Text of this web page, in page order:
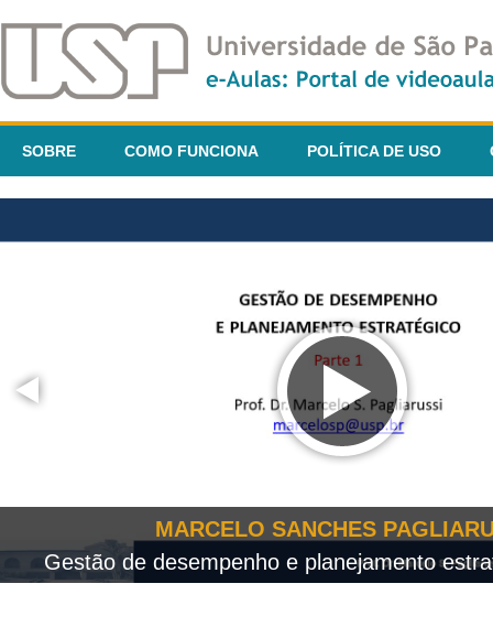
SOBRE COMO FUNCIONA POLÍTICA DE USO
MARCELO SANCHES
Gestão de desempenho e planejamento